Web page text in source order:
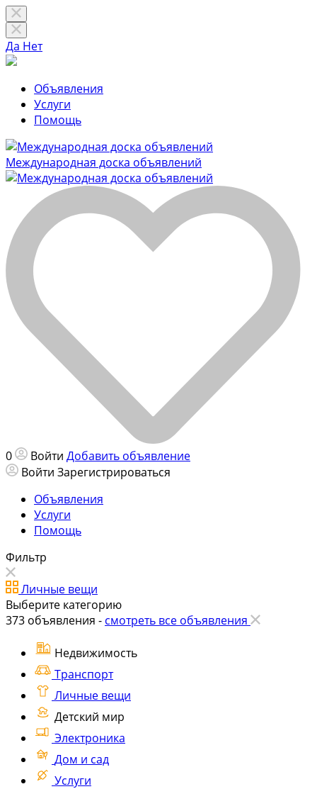
Да Нет
Объявления
Услуги
Помощь
Международная доска объявлений
0 Войти Добавить объявление
Войти Зарегистрироваться
Объявления
Услуги
Помощь
Фильтр
Личные вещи
Выберите категорию
373 объявления - смотреть все объявления
Недвижимость
Транспорт
Личные вещи
Детский мир
Электроника
Дом и сад
Услуги